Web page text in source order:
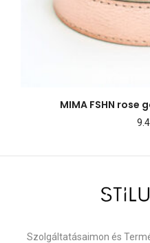
MIMA FSHN rose
Szolgáltatásaimon és